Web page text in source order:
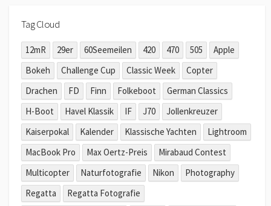
Tag Cloud
12mR 29er 60Seemeilen 420 470 505
Apple
Bokeh
Challenge Cup Classic Week
Copter
Drachen
FD Finn Folkeboot
German Classics
H-Boot
Havel Klassik IF J70
Jollenkreuzer
Kaiserpokal
Kalender Klassische Yachten
Lightroom
MacBook Pro
Max Oertz-Preis
Mirabaud Contest
Multicopter
Naturfotografie Nikon
Photography
Regatta
Regatta Fotografie